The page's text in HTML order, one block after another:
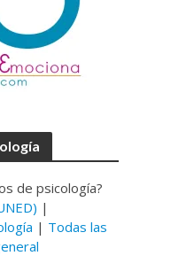
de psicología?
|
| Todas las